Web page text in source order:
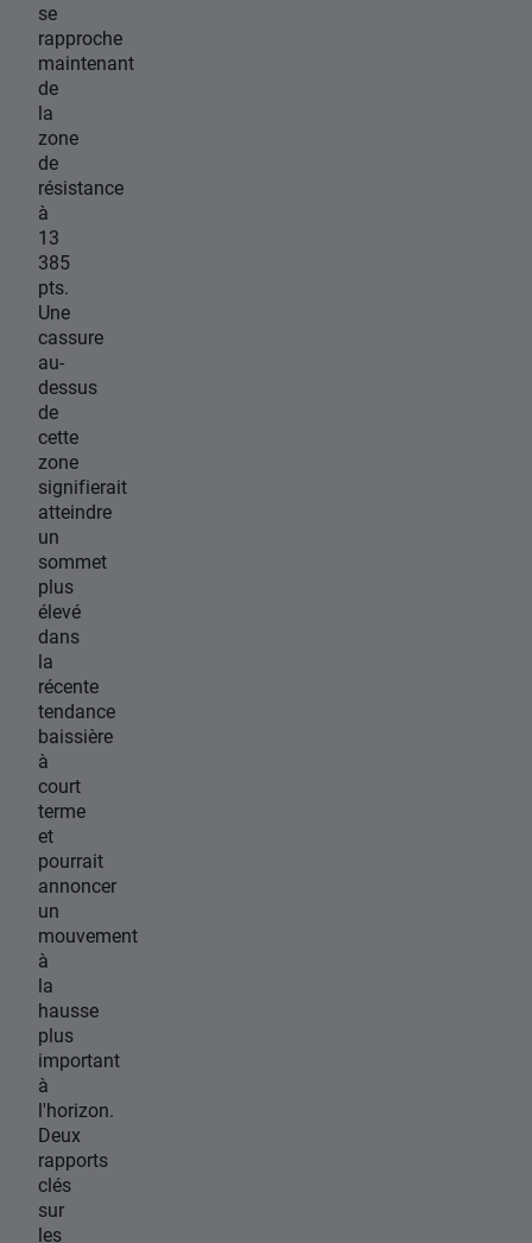
se
rapproche
maintenant
de
la
zone
de
résistance
à
13
385
pts.
Une
cassure
au-
dessus
de
cette
zone
signifierait
atteindre
un
sommet
plus
élevé
dans
la
récente
tendance
baissière
à
court
terme
et
pourrait
annoncer
un
mouvement
à
la
hausse
plus
important
à
l'horizon.
Deux
rapports
clés
sur
les